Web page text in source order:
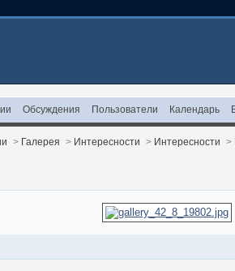
Обсуждения Пользователи Календарь
> Галерея > Интересности > Интересности >